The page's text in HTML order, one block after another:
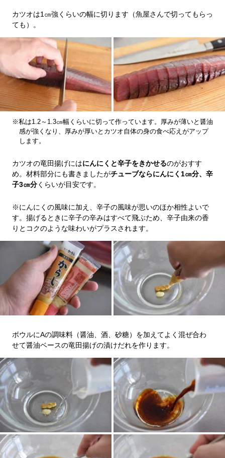
カツオは1㎝強くらいの幅に切ります（魚屋さんで切ってもらっ
ても）。
※私は1.2～1.3㎝幅くらいに切って作っています。厚みが薄いと醤油
感が強くなり、厚みが厚いとカツオ自体の身の食べ応えがアップ
します。
カツオの竜田揚げにはにんにくと辛子をきかせるのがおすす
め。材料部分にも書きましたがチューブならにんにく1㎝分、辛
子3㎝分くらいが目安です。
※にんにくの風味に加え、辛子の風味が思いのほか相性よいで
す。揚げるときに辛子の辛みはすべて飛ぶため、辛子由来の香
りとコクのような味わいがプラスされます。
ボウルにAの調味料（醤油、酒、砂糖）を加えてよく混ぜ合わ
せて醤油ベースの竜田揚げの漬けだれを作ります。